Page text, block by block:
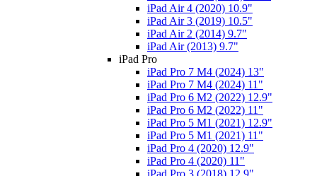
iPad Air 4 (2020) 10.9"
iPad Air 3 (2019) 10.5"
iPad Air 2 (2014) 9.7"
iPad Air (2013) 9.7"
iPad Pro
iPad Pro 7 M4 (2024) 13"
iPad Pro 7 M4 (2024) 11"
iPad Pro 6 M2 (2022) 12.9"
iPad Pro 6 M2 (2022) 11"
iPad Pro 5 M1 (2021) 12.9"
iPad Pro 5 M1 (2021) 11"
iPad Pro 4 (2020) 12.9"
iPad Pro 4 (2020) 11"
iPad Pro 3 (2018) 12.9"